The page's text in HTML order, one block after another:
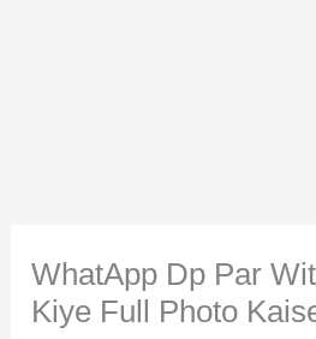
WhatApp Dp Par
Kiye Full Photo